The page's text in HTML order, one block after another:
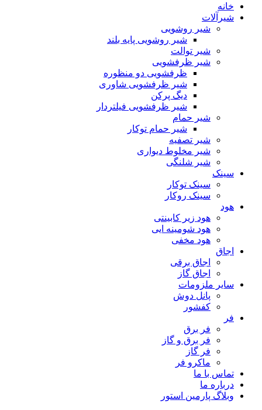
خانه
شیرآلات
شیر روشویی
شیر روشویی پایه بلند
شیر توالت
شیر ظرفشویی
ظرفشویی دو منظوره
شیر ظرفشویی شاوری
دیگ پرکن
شیر ظرفشویی فیلتردار
شیر حمام
شیر حمام توکار
شیر تصفیه
شیر مخلوط دیواری
شیر شلنگی
سینک
سینک توکار
سینک روکار
هود
هود زیر كابینتی
هود شومینه ایی
هود مخفى
اجاق
اجاق برقى
اجاق گاز
سایر ملزومات
پانل دوش
کفشور
فر
فر برق
فر برق و گاز
فر گاز
ماكرو فر
تماس با ما
درباره ما
وبلاگ پارمین استور